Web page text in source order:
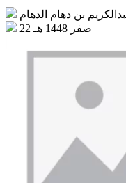
بن دهام الدهام
22 صفر 1448 هـ